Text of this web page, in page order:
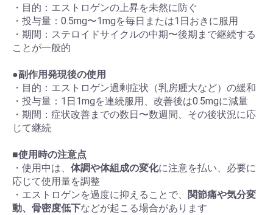
・目的：エストロゲンの上昇を未然に防ぐ
・投与量：0.5mg〜1mgを毎日または1日おきに服用
・期間：ステロイドサイクルの中期〜後期まで継続する
ことが一般的
●副作用発現後の使用
・目的：エストロゲン過剰症状（乳房腫大など）の緩和
・投与量：1日1mgを連続服用、改善後は0.5mgに減量
・期間：症状改善までの数日〜数週間、その後状況に応
じて継続
■使用時の注意点
・使用中は、 体調や体組成の変化に注意を払い、必要に
応じて使用量を調整
・エストロゲンを過度に抑えることで、
関節痛や気分変
動、骨密度低下などが起こる場合があります